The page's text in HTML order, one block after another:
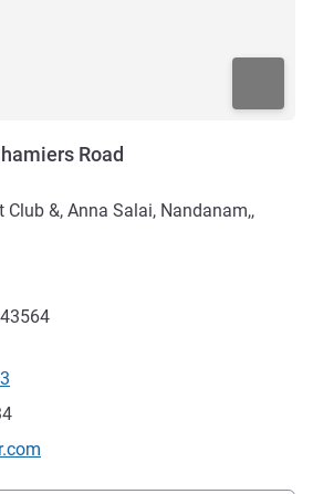
Road
Club &, Anna Salai, Nandanam,,